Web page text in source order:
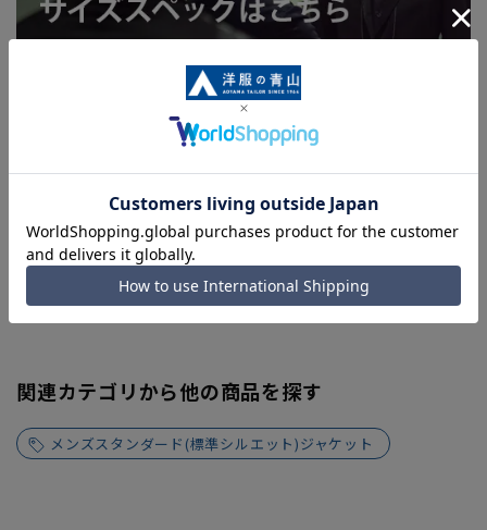
関連カテゴリから他の商品を探す
メンズスタンダード(標準シルエット)ジャケット